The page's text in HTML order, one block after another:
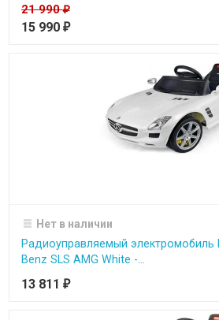
21 990₽
15 990 ₽
Нет в наличии
Радиоуправляемый электромобиль
Benz SLS AMG White -...
13 811 ₽